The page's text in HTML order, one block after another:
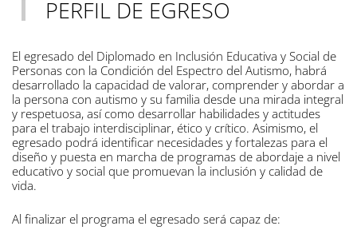
PERFIL DE EGRESO
El egresado del Diplomado en Inclusión Educativa y Social de
Personas con la Condición del Espectro del Autismo, habrá
desarrollado la capacidad de valorar, comprender y abordar a
la persona con autismo y su familia desde una mirada integral
y respetuosa, así como desarrollar habilidades y actitudes
para el trabajo interdisciplinar, ético y crítico. Asimismo, el
egresado podrá identificar necesidades y fortalezas para el
diseño y puesta en marcha de programas de abordaje a nivel
educativo y social que promuevan la inclusión y calidad de
vida.
Al finalizar el programa el egresado será capaz de: